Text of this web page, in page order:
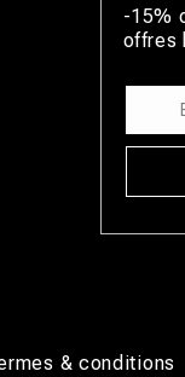
-15%
offres
& conditions